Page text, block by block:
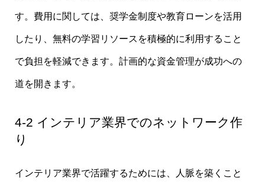
す。費用に関しては、奨学金制度や教育ローンを活用
したり、無料の学習リソースを積極的に利用すること
で負担を軽減できます。計画的な資金管理が成功への
道を開きます。
4-2 インテリア業界でのネットワーク作
り
インテリア業界で活躍するためには、人脈を築くこと